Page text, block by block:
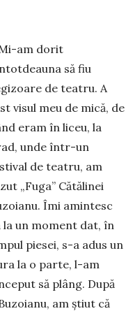
am dorit
să fiu
de teatru. A
visul meu de mică, de
eram în li­ceu, la
unde într-un
de teatru, am
„Fuga” Cătălinei
Îmi amintesc
la un mo­ment dat, în
piesei, s-a adus un
la o parte, l-am
să plâng. După
am știut că